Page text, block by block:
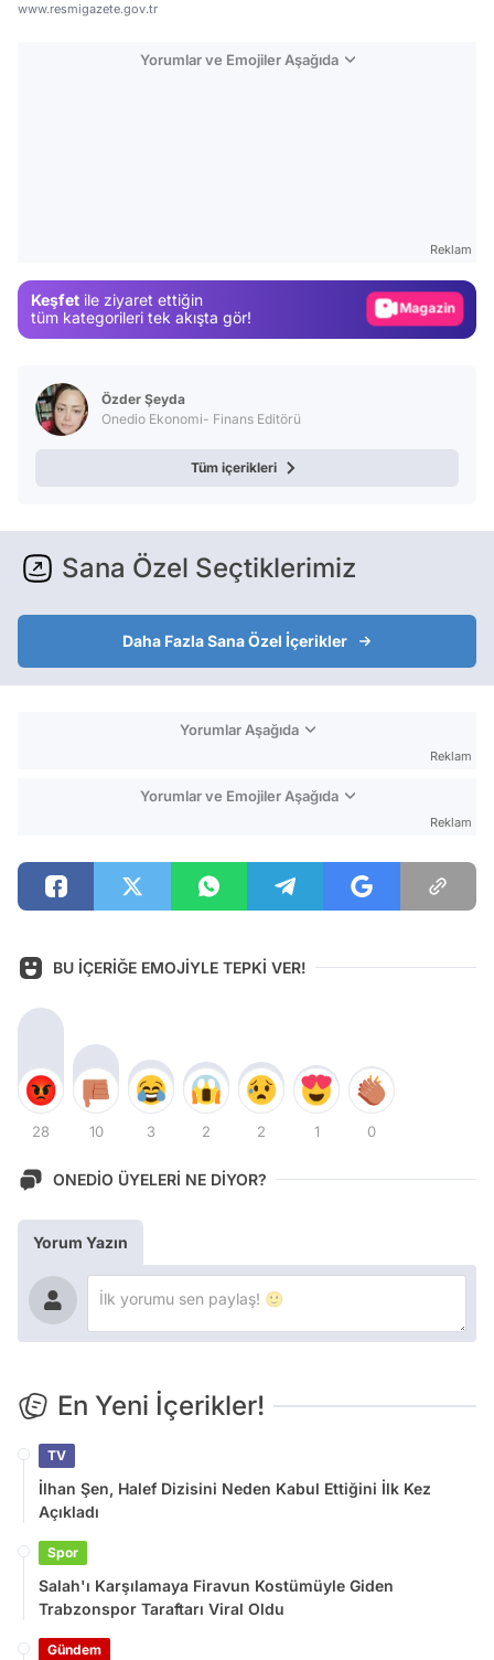
www.resmigazete.gov.tr
Yorumlar ve Emojiler Aşağıda
Reklam
Keşfet ile ziyaret ettiğin
tüm kategorileri tek akışta gör!
Video
Özder Şeyda
Onedio Ekonomi- Finans Editörü
Tüm içerikleri
Sana Özel Seçtiklerimiz
Daha Fazla Sana Özel İçerikler
Yorumlar Aşağıda
Reklam
Yorumlar ve Emojiler Aşağıda
Reklam
BU İÇERİĞE EMOJİYLE TEPKİ VER!
28 10 3 2 2 1 0
ONEDİO ÜYELERİ NE DİYOR?
Yorum Yazın
En Yeni İçerikler!
TV
İlhan Şen, Halef Dizisini Neden Kabul Ettiğini İlk Kez
Açıkladı
Spor
Salah'ı Karşılamaya Firavun Kostümüyle Giden
Trabzonspor Taraftarı Viral Oldu
Gündem